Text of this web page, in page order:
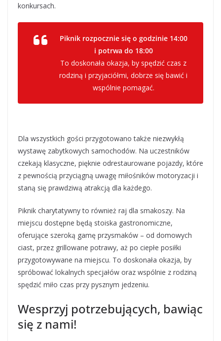
konkursach.
Piknik rozpocznie się o godzinie 14:00
i potrwa do 18:00
To doskonała okazja, by spędzić czas z
rodziną i przyjaciółmi, dobrze się bawić i
wspólnie pomagać.
Dla wszystkich gości przygotowano także niezwykłą
wystawę zabytkowych samochodów. Na uczestników
czekają klasyczne, pięknie odrestaurowane pojazdy, które
z pewnością przyciągną uwagę miłośników motoryzacji i
staną się prawdziwą atrakcją dla każdego.
Piknik charytatywny to również raj dla smakoszy. Na
miejscu dostępne będą stoiska gastronomiczne,
oferujące szeroką gamę przysmaków – od domowych
ciast, przez grillowane potrawy, aż po ciepłe posiłki
przygotowywane na miejscu. To doskonała okazja, by
spróbować lokalnych specjałów oraz wspólnie z rodziną
spędzić miło czas przy pysznym jedzeniu.
Wesprzyj potrzebujących, bawiąc
się z nami!